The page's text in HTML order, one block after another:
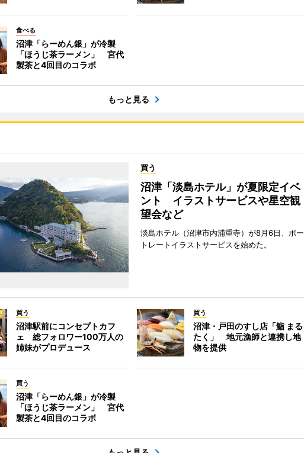
食べる
沼津「らーめん銀」が冷製
「ほうじ茶ラーメン」 宮代
製茶と4回目のコラボ
もっと見る
買う
沼津「淡島ホテル」が夏限定イベ
ント イラストサービスや星空観
望会など
淡島ホテル（沼津市内浦重寺）が8月6日、ポー
トレートイラストサービスを始めた。
買う
沼津駅前にコンセプトカフ
ェ 総フォロワー100万人の
姉妹がプロデュース
買う
沼津・戸田のすし店「鮨 まる
たく」 地元漁師と連携し地
物を提供
買う
沼津「らーめん銀」が冷製
「ほうじ茶ラーメン」 宮代
製茶と4回目のコラボ